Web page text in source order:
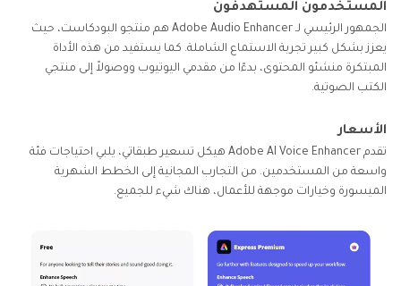
المستخدمون المستهدفون
الجمهور الرئيسي لـ Adobe Audio Enhancer هم منتجو البودكاست، حيث
يعزز بشكل كبير تجربة الاستماع الشاملة. كما يستفيد من هذه الأداة
المبتكرة منشئو المحتوى، بدءًا من مقدمي اليوتيوب ووصولاً إلى منتجي
الكتب الصوتية.
الأسعار
تقدم Adobe AI Voice Enhancer هيكل تسعير طبقاتي، يلبي احتياجات فئة
واسعة من المستخدمين. من التجارب المجانية إلى الخطط الشهرية
الميسورة وخيارات موجهة للأعمال، هناك شيء للجميع.